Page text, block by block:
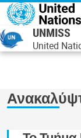
Παράκαμψη προς
UNMISS
United